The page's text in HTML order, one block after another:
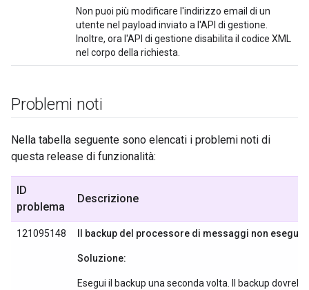
Non puoi più modificare l'indirizzo email di un
utente nel payload inviato a l'API di gestione.
Inoltre, ora l'API di gestione disabilita il codice XML
nel corpo della richiesta.
Problemi noti
Nella tabella seguente sono elencati i problemi noti di
questa release di funzionalità:
ID
problema
Descrizione
121095148 Il backup del processore di messaggi non
Soluzione:
Esegui il backup una seconda volta. Il backup